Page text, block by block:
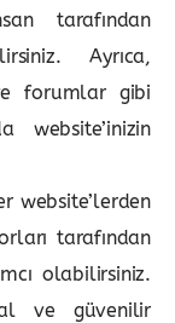
tarafından
Ayrıca,
forumlar gibi
website’inizin
website’lerden
tarafından
olabilirsiniz.
ve güvenilir